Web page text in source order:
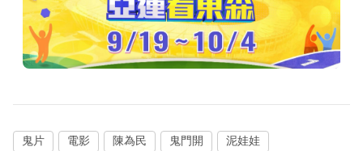
鬼片 電影 陳為民 鬼門開 泥娃娃